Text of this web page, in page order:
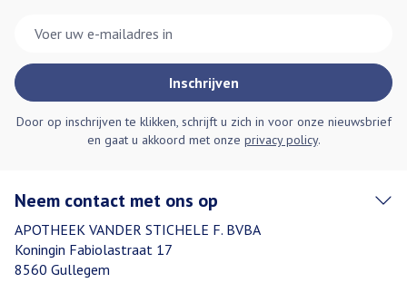
Inschrijven
Door op inschrijven te klikken, schrijft u zich in voor onze nieuwsbrief
en gaat u akkoord met onze privacy policy.
Neem contact met ons op
APOTHEEK VANDER STICHELE F. BVBA
Koningin Fabiolastraat 17
8560 Gullegem